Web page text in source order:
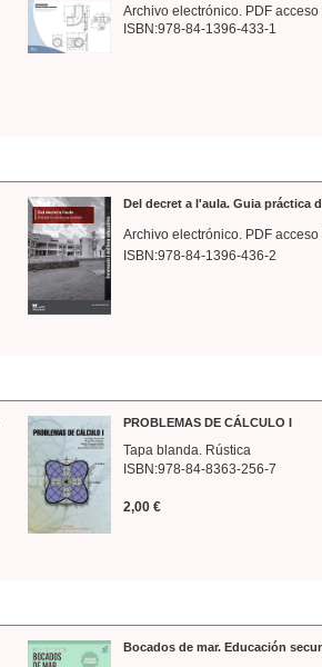
Archivo electrónico. PDF acceso
ISBN:978-84-1396-433-1
Del decret a l'aula. Guia práctica
Archivo electrónico. PDF acceso
ISBN:978-84-1396-436-2
PROBLEMAS DE CÁLCULO I
Tapa blanda. Rústica
ISBN:978-84-8363-256-7
2,00 €
Bocados de mar. Educación